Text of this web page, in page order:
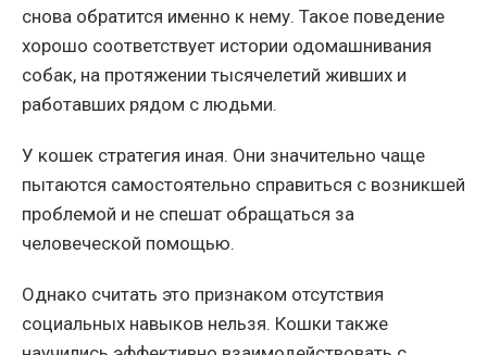
снова обратится именно к нему. Такое поведение
хорошо соответствует истории одомашнивания
собак, на протяжении тысячелетий живших и
работавших рядом с людьми.
У кошек стратегия иная. Они значительно чаще
пытаются самостоятельно справиться с возникшей
проблемой и не спешат обращаться за
человеческой помощью.
Однако считать это признаком отсутствия
социальных навыков нельзя. Кошки также